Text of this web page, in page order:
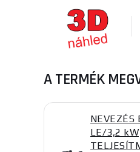
A TERMÉK
NEVEZÉS
LE/3,2 kW